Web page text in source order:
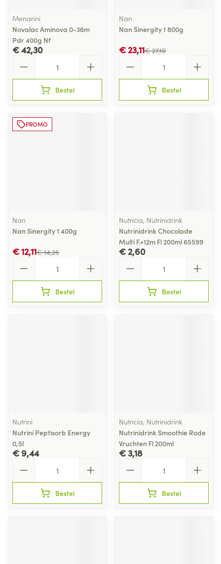
Menarini
Novalac Aminova 0-36m
Pdr 400g Nf
€ 42,30
Bestel
Nan
Nan Sinergity 1 800g
€ 27,19
€ 23,11
Bestel
PROMO
Nan
Nan Sinergity 1 400g
€ 14,25
€ 12,11
Bestel
Nutricia, Nutrinidrink
Nutrinidrink Chocolade
Multi F.+12m Fl 200ml 65599
€ 2,60
Bestel
Nutrini
Nutrini Peptisorb Energy
0,5l
€ 9,44
Bestel
Nutricia, Nutrinidrink
Nutrinidrink Smoothie Rode
Vruchten Fl 200ml
€ 3,18
Bestel